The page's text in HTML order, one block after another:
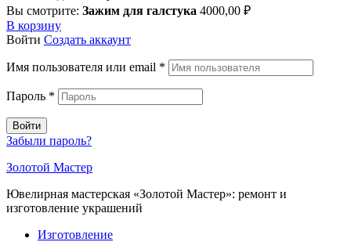
Вы смотрите: Зажим для галстука 4000,00 ₽
В корзину
Войти Создать аккаунт
Имя пользователя или email *
Пароль *
Войти
Забыли пароль?
Золотой Мастер
Ювелирная мастерская «Золотой Мастер»: ремонт и
изготовление украшений
Изготовление